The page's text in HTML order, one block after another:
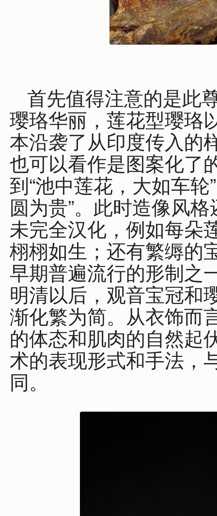
首先值得注意的是此
璎珞华丽，莲花型璎珞
本沿袭了从印度传入的
也可以看作是图案化了
到“池中莲花，大如车
圆为贵”。此时造像风
未完全汉化，例如每朵
栩栩如生；还有繁缛的
早期普遍流行的形制之
明清以后，观音宝冠和
渐化繁为简。从衣饰而
的体态和肌肉的自然起
术的表现形式和手法，
同。